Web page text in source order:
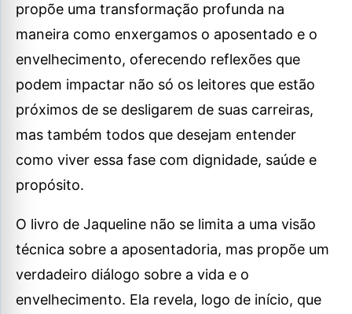
propõe uma transformação profunda na
maneira como enxergamos o aposentado e o
envelhecimento, oferecendo reflexões que
podem impactar não só os leitores que estão
próximos de se desligarem de suas carreiras,
mas também todos que desejam entender
como viver essa fase com dignidade, saúde e
propósito.
O livro de Jaqueline não se limita a uma visão
técnica sobre a aposentadoria, mas propõe um
verdadeiro diálogo sobre a vida e o
envelhecimento. Ela revela, logo de início, que